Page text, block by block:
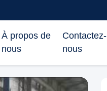
À propos de
nous
Contactez-
nous